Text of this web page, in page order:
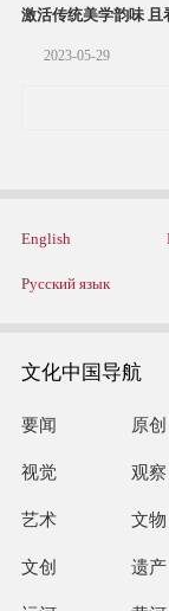
激活传统美学韵味
2023-05-29
English
Русский язык
文化中国导航
要闻 原创
视觉 观察
艺术 文物
文创 遗产